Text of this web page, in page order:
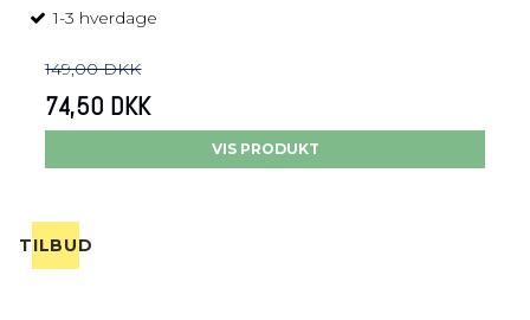
1-3 hverdage
149,00 DKK
74,50 DKK
VIS PRODUKT
TILBUD